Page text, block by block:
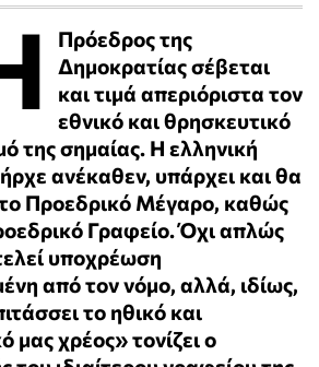
Πρόεδρος της
Δημοκρατίας σέβεται
και τιμά απεριόριστα τον
εθνικό και θρησκευτικό
της σημαίας. H ελληνική
ανέκαθεν, υπάρχει και θα
Προεδρικό Μέγαρο, καθώς
Γραφείο. Όχι απλώς
υποχρέωση
από τον νόμο, αλλά, ιδίως,
το ηθικό και
μας χρέος» τονίζει ο